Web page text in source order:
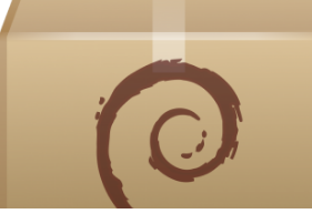
Hoy os traigo una joya en bruto para el
de paquetes APT. Se trata de apt-file, un
buscador de archivos para el sistema de
paquetes Debian. Sí, habéis entendido bien,
file busca dentro de los paquetes Debian para
encontrar en qué paquete (o paquetes) está
dicho archivo. Una auténtica […]